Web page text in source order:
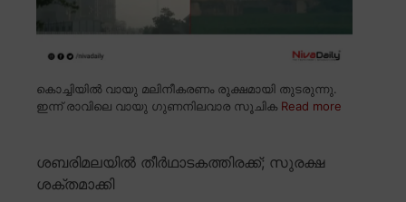
കൊച്ചിയിൽ വായു മലിനീകരണം രൂക്ഷമായി തുടരുന്നു.
ഇന്ന് രാവിലെ വായു ഗുണനിലവാര സൂചിക Read more
ശബരിമലയിൽ തീർഥാടകത്തിരക്ക്; സുരക്ഷ
ശക്തമാക്കി